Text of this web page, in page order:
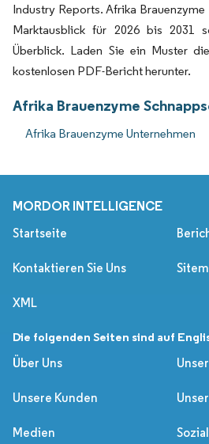
Industry Reports. Afrika
Marktausblick für 2026 bis 2031
Überblick. Laden Sie ein Muster
kostenlosen PDF-Bericht herunter.
Afrika Brauenzyme
Afrika Brauenzyme Unternehmen
MORDOR INTELLIGENCE
Startseite
Kontaktieren Sie Uns
XML
Die folgenden Seiten sind auf
Über Uns
Unsere Kunden
Medien